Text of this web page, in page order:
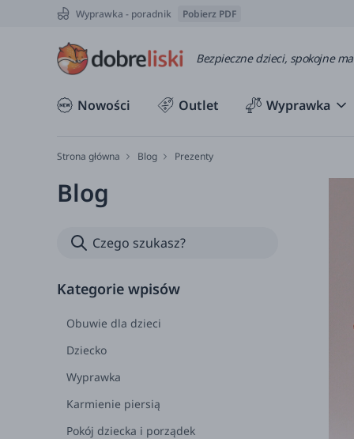
Wyprawka - poradnik Pobierz PDF
Bezpieczne dzieci, spokojne
Nowości Outlet Wyprawka
Strona główna Blog Prezenty
Blog
Kategorie wpisów
Obuwie dla dzieci
Dziecko
Wyprawka
Karmienie piersią
Pokój dziecka i porządek